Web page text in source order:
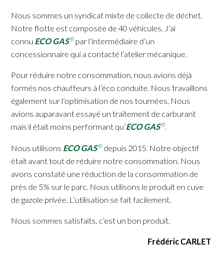
Nous sommes un syndicat mixte de collecte de déchet.
Notre flotte est composée de 40 véhicules. J’ai
connu ECO GAS®par l’intermédiaire d’un
concessionnaire qui a contacté l’atelier mécanique.
Pour réduire notre consommation, nous avions déjà
formés nos chauffeurs à l’éco conduite. Nous travaillons
également sur l’optimisation de nos tournées. Nous
avions auparavant essayé un traitement de carburant
mais il était moins performant qu’ECO GAS®.
Nous utilisons ECO GAS®depuis 2015. Notre objectif
était avant tout de réduire notre consommation. Nous
avons constaté une réduction de la consommation de
près de 5% sur le parc. Nous utilisons le produit en cuve
de gazole privée. L’utilisation se fait facilement.
Nous sommes satisfaits, c’est un bon produit.
Frédéric CARLET